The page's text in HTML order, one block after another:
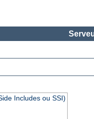
Includes ou SSI)